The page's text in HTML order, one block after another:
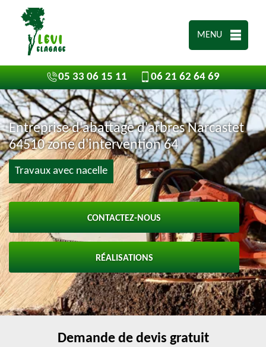
MENU
05 33 06 15 11 06 21 62 64 69
Entreprise d'abattage d'arbres Narcastet
64510 zone d'intervention 64
Travaux avec nacelle
CONTACTEZ-NOUS
RÉALISATIONS
Demande de devis gratuit